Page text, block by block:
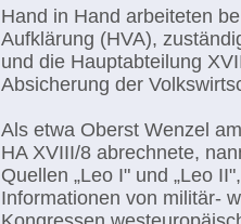
Hand in Hand arbeiteten
Aufklärung (HVA),
und die Hauptabteilung
Absicherung der
Als etwa Oberst Wenzel
HA XVIII/8 abrechnete,
Quellen „Leo I" und „Leo
Informationen von militär-